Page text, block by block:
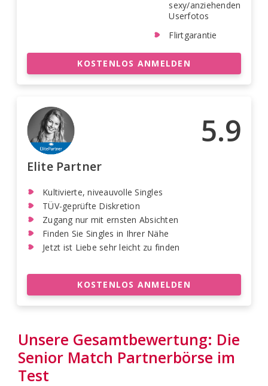
sexy/anziehenden
Userfotos
Flirtgarantie
KOSTENLOS ANMELDEN
5.9
Elite Partner
Kultivierte, niveauvolle Singles
TÜV-geprüfte Diskretion
Zugang nur mit ernsten Absichten
Finden Sie Singles in Ihrer Nähe
Jetzt ist Liebe sehr leicht zu finden
KOSTENLOS ANMELDEN
Unsere Gesamtbewertung: Die
Senior Match Partnerbörse im
Test